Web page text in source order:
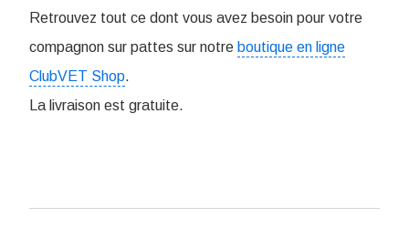
Retrouvez tout ce dont vous avez besoin pour votre
compagnon sur pattes sur notre boutique en ligne
ClubVET Shop.
La livraison est gratuite.